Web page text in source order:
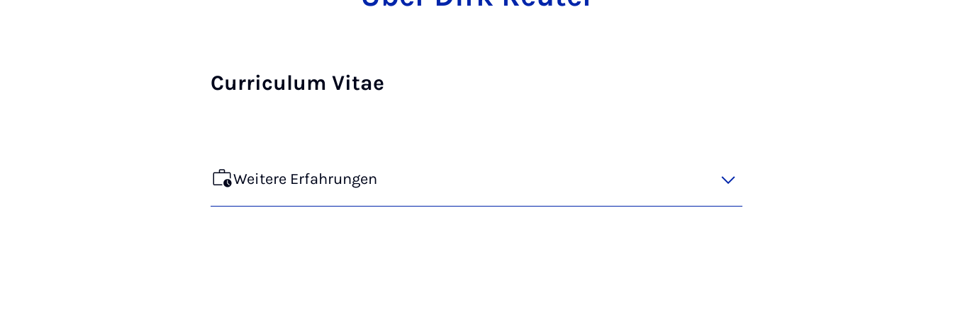
Curriculum Vitae
Weitere Erfahrungen